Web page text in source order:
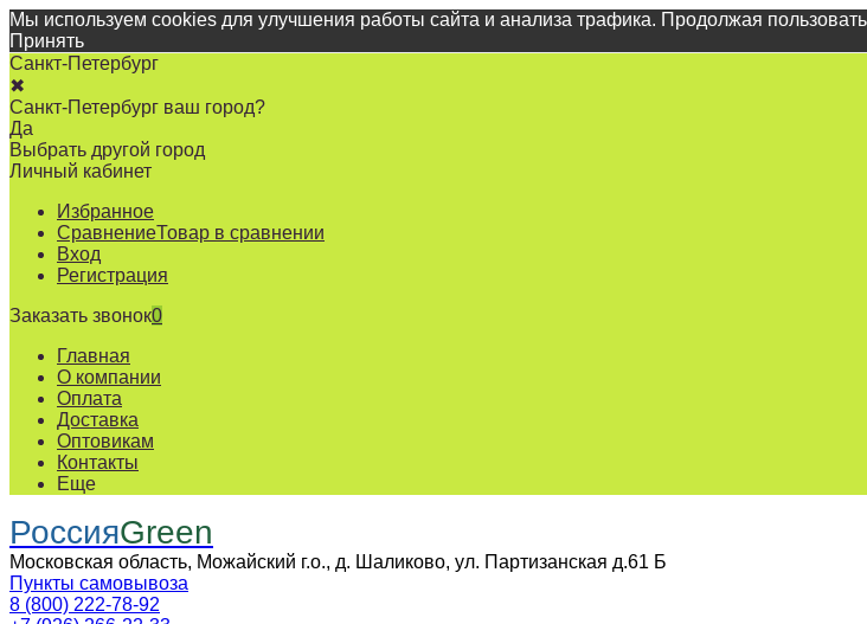
Мы используем cookies для улучшения работы сайта и анализа трафика. Продолжая
Принять
Санкт-Петербург
✖
Санкт-Петербург ваш город?
Да
Выбрать другой город
Личный кабинет
Избранное
СравнениеТовар в сравнении
Вход
Регистрация
Заказать звонок0
Главная
О компании
Оплата
Доставка
Оптовикам
Контакты
Еще
РоссияGreen
Московская область, Можайский г.о., д. Шаликово, ул. Партизанская д.61 Б
Пункты самовывоза
8 (800) 222-78-92